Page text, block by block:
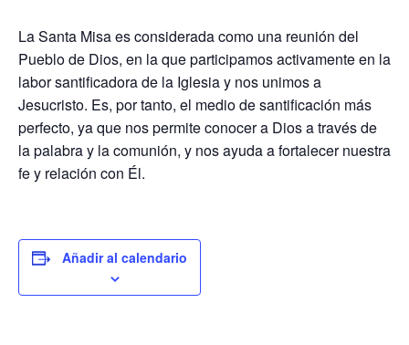
La Santa Misa es considerada como una reunión del
Pueblo de Dios, en la que participamos activamente en la
labor santificadora de la Iglesia y nos unimos a
Jesucristo. Es, por tanto, el medio de santificación más
perfecto, ya que nos permite conocer a Dios a través de
la palabra y la comunión, y nos ayuda a fortalecer nuestra
fe y relación con Él.
Añadir al calendario